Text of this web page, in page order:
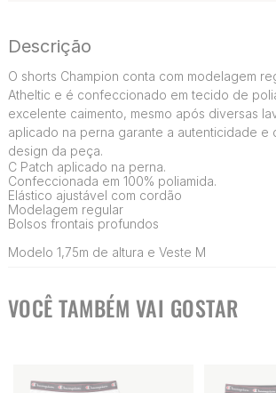
Descrição
O shorts Champion conta com modelagem
Atheltic e é confeccionado em tecido de
excelente caimento, mesmo após diversas
aplicado na perna garante a autenticidade e
design da peça.
C Patch aplicado na perna.
Confeccionada em 100% poliamida.
Elástico ajustável com cordão
Modelagem regular
Bolsos frontais profundos
Modelo 1,75m de altura e Veste M
VOCÊ TAMBÉM VAI GOSTAR